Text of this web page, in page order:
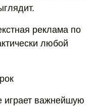
реклама по
любой
играет важнейшую